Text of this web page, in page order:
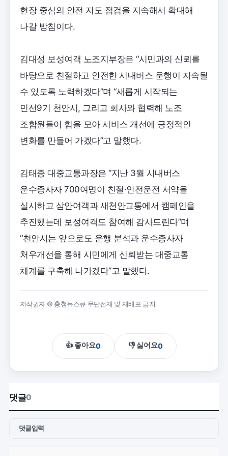
현장 중심의 안전 지도 점검을 지속해서 확대해
나갈 방침이다.
김대성 보성여객 노조지부장은 “시민과의 신뢰를
바탕으로 친절하고 안전한 시내버스 운행이 지속될
수 있도록 노력하겠다”며 “새롭게 시작되는
민선9기 천안시, 그리고 회사와 협력해 노조
조합원들이 힘을 모아 서비스 개선에 긍정적인
변화를 만들어 가겠다”고 말했다.
김태종 대중교통과장은 “지난 3월 시내버스
운수종사자 700여명이 친절·안전운전 서약을
실시하고 삼안여객과 새천안교통에서 캠페인을
추진했는데 보성여객도 참여해 감사드린다”며
“천안시는 앞으로도 운행 분석과 운수종사자
처우개선을 통해 시민에게 신뢰받는 대중교통
체계를 구축해 나가겠다”고 말했다.
저작권자 © 충청뉴스큐 무단전재 및 재배포 금지
👍 좋아요0 👎 싫어요0
댓글0
댓글입력